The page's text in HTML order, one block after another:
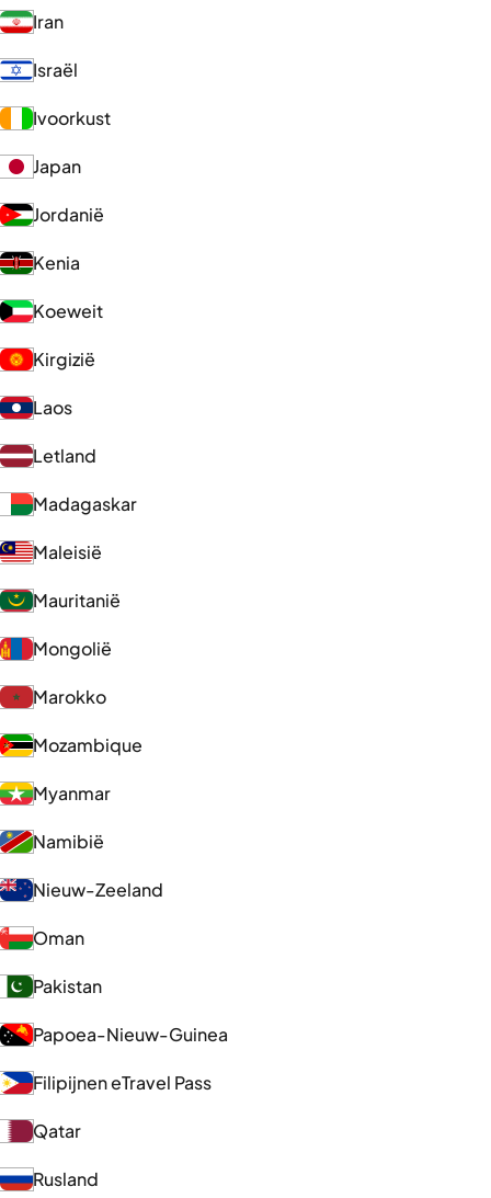
Iran
Israël
Ivoorkust
Japan
Jordanië
Kenia
Koeweit
Kirgizië
Laos
Letland
Madagaskar
Maleisië
Mauritanië
Mongolië
Marokko
Mozambique
Myanmar
Namibië
Nieuw-Zeeland
Oman
Pakistan
Papoea-Nieuw-Guinea
Filipijnen eTravel Pass
Qatar
Rusland